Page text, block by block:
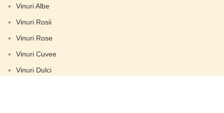
Vinuri Albe
Vinuri Rosii
Vinuri Rose
Vinuri Cuvee
Vinuri Dulci